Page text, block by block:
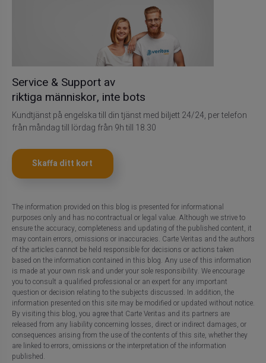
Service & Support av
riktiga människor, inte bots
Kundtjänst på engelska till din tjänst med biljett 24/24, per telefon
från måndag till lördag från 9h till 18.30
Skaffa ditt kort
The information provided on this blog is presented for informational
purposes only and has no contractual or legal value. Although we strive to
ensure the accuracy, completeness and updating of the published content, it
may contain errors, omissions or inaccuracies. Carte Veritas and the authors
of the articles cannot be held responsible for decisions or actions taken
based on the information contained in this blog. Any use of this information
is made at your own risk and under your sole responsibility. We encourage
you to consult a qualified professional or an expert for any important
question or decision relating to the subjects discussed. In addition, the
information presented on this site may be modified or updated without notice.
By visiting this blog, you agree that Carte Veritas and its partners are
released from any liability concerning losses, direct or indirect damages, or
consequences arising from the use of the contents of this site, whether they
are linked to errors, omissions or the interpretation of the information
published.